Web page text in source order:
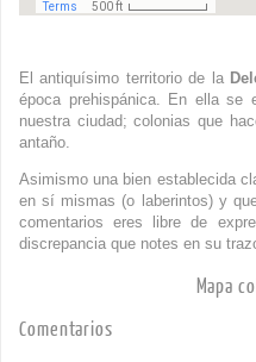
El antiquísimo territorio de la
época prehispánica. En ella se
nuestra ciudad; colonias que
antaño.
Asimismo una bien establecida
en sí mismas (o laberintos) y
comentarios eres libre de
discrepancia que notes en su
Mapa
Comentarios